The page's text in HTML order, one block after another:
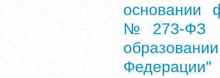
основании
№273-ФЗ
Федерации"